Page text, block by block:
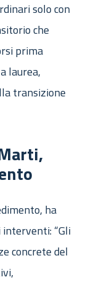
solo con
che
prima
laurea,
transizione
ha
“Gli
concrete del